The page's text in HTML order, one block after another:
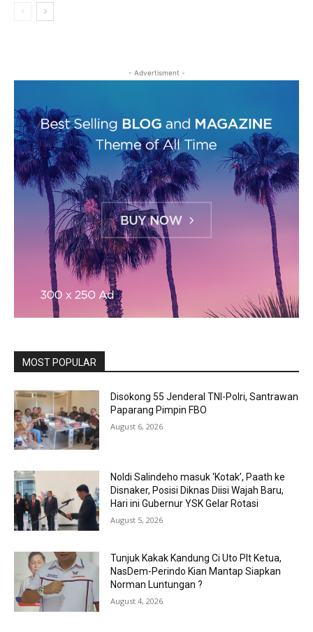
- Advertisment -
MOST POPULAR
Disokong 55 Jenderal TNI-Polri, Santrawan
Paparang Pimpin FBO
August 6, 2026
Noldi Salindeho masuk ‘Kotak’, Paath ke
Disnaker, Posisi Diknas Diisi Wajah Baru,
Hari ini Gubernur YSK Gelar Rotasi
August 5, 2026
Tunjuk Kakak Kandung Ci Uto Plt Ketua,
NasDem-Perindo Kian Mantap Siapkan
Norman Luntungan ?
August 4, 2026